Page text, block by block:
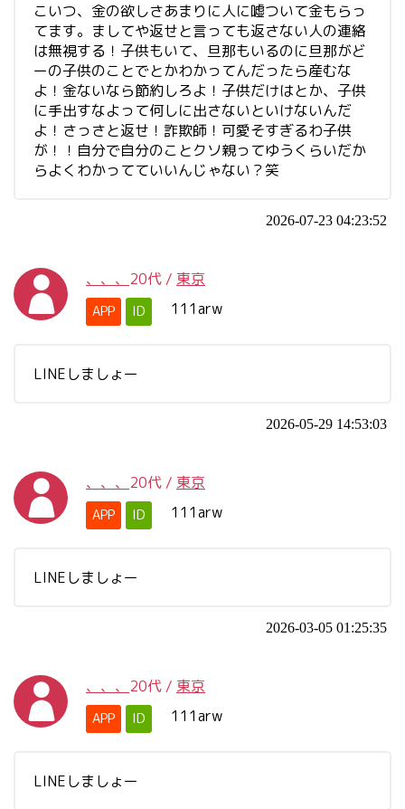
こいつ、金の欲しさあまりに人に嘘ついて金もらっ
てます。ましてや返せと言っても返さない人の連絡
は無視する！子供もいて、旦那もいるのに旦那がど
ーの子供のことでとかわかってんだったら産むな
よ！金ないなら節約しろよ！子供だけはとか、子供
に手出すなよって何しに出さないといけないんだ
よ！さっさと返せ！詐欺師！可愛そすぎるわ子供
が！！自分で自分のことクソ親ってゆうくらいだか
らよくわかってていいんじゃない？笑
2026-07-23 04:23:52
、、、 20代 / 東京
APP ID 111arw
LINEしましょー
2026-05-29 14:53:03
、、、 20代 / 東京
APP ID 111arw
LINEしましょー
2026-03-05 01:25:35
、、、 20代 / 東京
APP ID 111arw
LINEしましょー